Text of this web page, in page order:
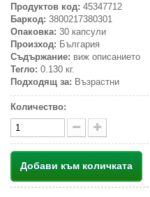
Продуктов код: 45347712
Баркод: 3800217380301
Опаковка: 30 капсули
Произход: България
Съдържание: виж описанието
Тегло: 0.130 кг.
Подходящ за: Възрастни
Количество:
Добави към количката